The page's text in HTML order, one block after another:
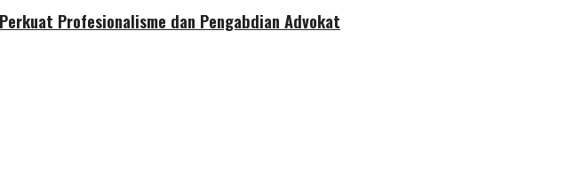
Profesionalisme dan Pengabdian Advokat